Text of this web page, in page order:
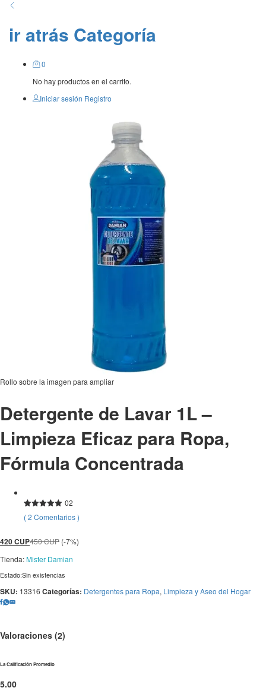
ir atrás Categoría
0
No hay productos en el carrito.
Iniciar sesión Registro
Rollo sobre la imagen para ampliar
Detergente de Lavar 1L –
Limpieza Eficaz para Ropa,
Fórmula Concentrada
Valorado
con5.00de
2
valoraciones
02
(2 Comentarios)
420CUP450CUP (-7%)
Tienda:Mister Damian
Estado:Sin existencias
SKU: 13316 Categorías: Detergentes para Ropa, Limpieza y Aseo del Hogar
Valoraciones (2)
La Calificación Promedio
5.00